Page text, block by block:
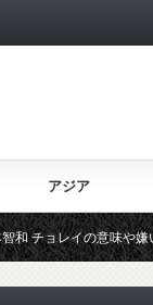
アジア
の意味や嫌いと言われる